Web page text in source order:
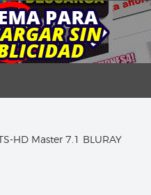
HD Master 7.1 BLURAY